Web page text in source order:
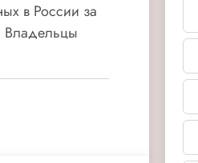
в России за
Владельцы